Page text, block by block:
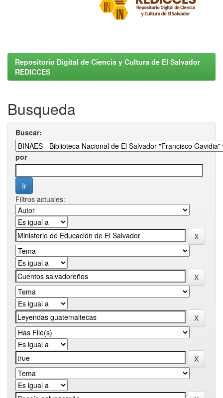
Repositorio Digital de Ciencia y Cultura de El Salvador
REDICCES
Busqueda
Buscar:
por
Filtros actuales: